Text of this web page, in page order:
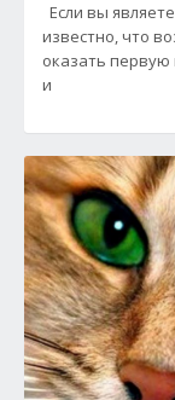
Если вы
известно, что
оказать
и